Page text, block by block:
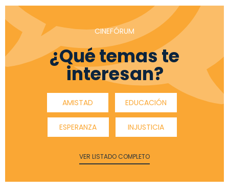
CINEFÓRUM
¿Qué temas te
interesan?
AMISTAD EDUCACIÓN
ESPERANZA INJUSTICIA
VER LISTADO COMPLETO